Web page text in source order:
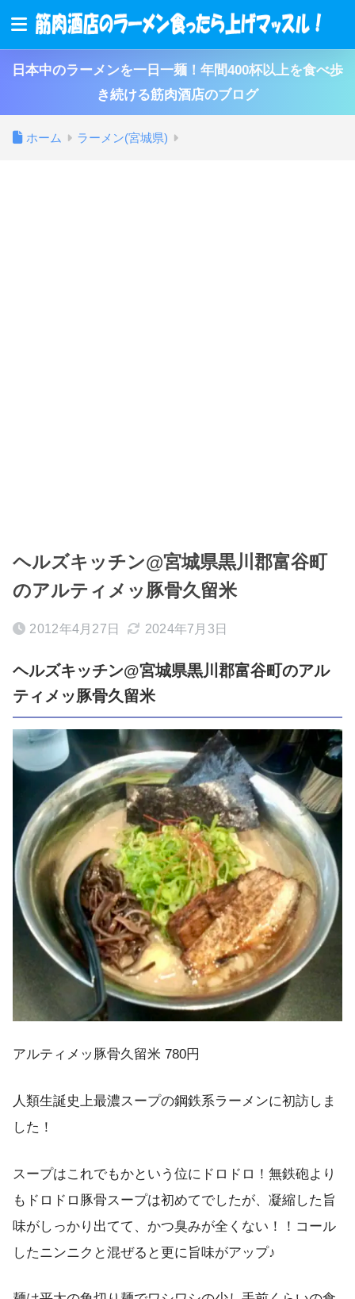
日本中のラーメンを一日一麺！年間400杯以上を食べ歩
き続ける筋肉酒店のブログ
ホーム ラーメン(宮城県)
ヘルズキッチン@宮城県黒川郡富谷町
のアルティメッ豚骨久留米
2012年4月27日 2024年7月3日
ヘルズキッチン@宮城県黒川郡富谷町のアル
ティメッ豚骨久留米
アルティメッ豚骨久留米 780円
人類生誕史上最濃スープの鋼鉄系ラーメンに初訪しま
した！
スープはこれでもかという位にドロドロ！無鉄砲より
もドロドロ豚骨スープは初めてでしたが、凝縮した旨
味がしっかり出てて、かつ臭みが全くない！！コール
したニンニクと混ぜると更に旨味がアップ♪